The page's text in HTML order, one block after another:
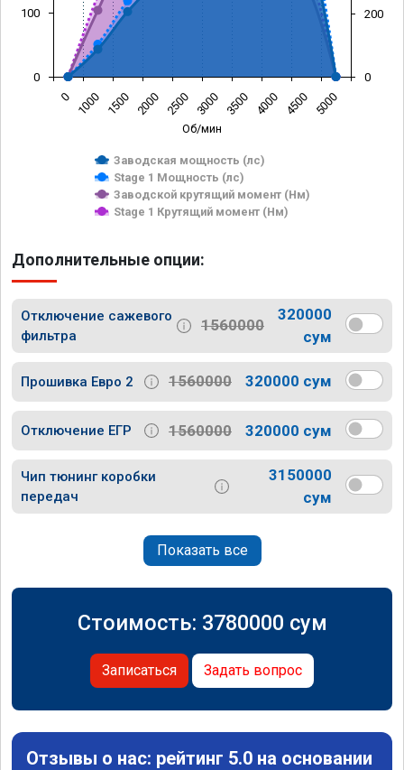
Об/мин
Заводская мощность (лс)
Stage 1 Мощность (лс)
Заводской крутящий момент (Нм)
Stage 1 Крутящий момент (Нм)
0 1000 1500 2000 2500 3000 3500 4000 4500 5000
0
100
0
200
Дополнительные опции:
Отключение сажевого
фильтра
1560000
320000
сум
Прошивка Евро 2 1560000 320000 сум
Отключение ЕГР 1560000 320000 сум
Чип тюнинг коробки
передач
3150000
сум
Показать все
Стоимость: 3780000 сум
Записаться Задать вопрос
Отзывы о нас: рейтинг 5.0 на основании